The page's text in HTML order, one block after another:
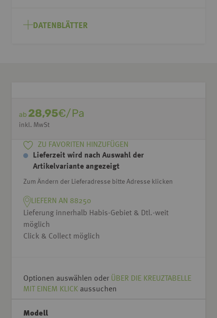
DATENBLÄTTER
ab 28,95€/Pa
inkl. MwSt
ZU FAVORITEN HINZUFÜGEN
Lieferzeit wird nach Auswahl der
Artikelvariante angezeigt
Zum Ändern der Lieferadresse bitte Adresse klicken
LIEFERN AN 88250
Lieferung innerhalb Habis-Gebiet & Dtl.-weit
möglich
Click & Collect möglich
Optionen auswählen oder ÜBER DIE KREUZTABELLE
MIT EINEM KLICK aussuchen
Modell